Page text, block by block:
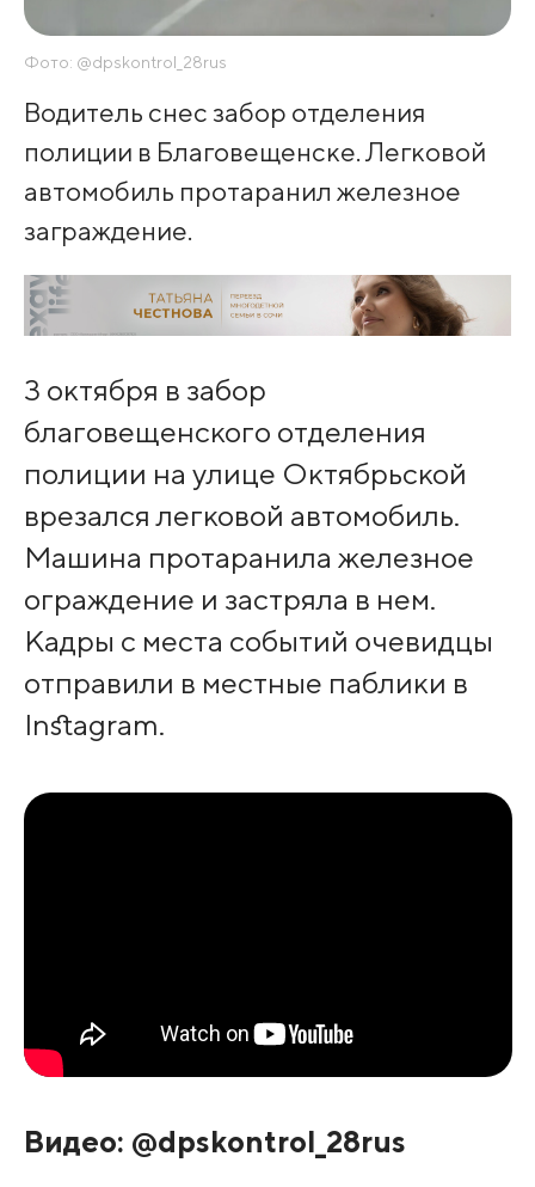
Фото: @dpskontrol_28rus
Водитель снес забор отделения
полиции в Благовещенске. Легковой
автомобиль протаранил железное
заграждение.
3 октября в забор
благовещенского отделения
полиции на улице Октябрьской
врезался легковой автомобиль.
Машина протаранила железное
ограждение и застряла в нем.
Кадры с места событий очевидцы
отправили в местные паблики в
Instagram.
Видео: @dpskontrol_28rus